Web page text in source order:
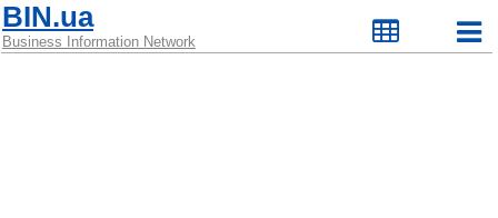
BIN.ua
Business Information Network